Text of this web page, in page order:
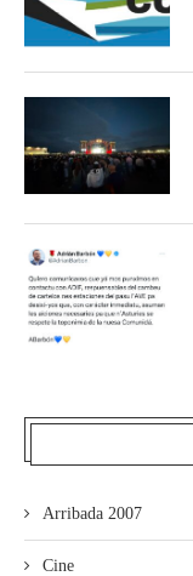
Arribada 2007
Cine